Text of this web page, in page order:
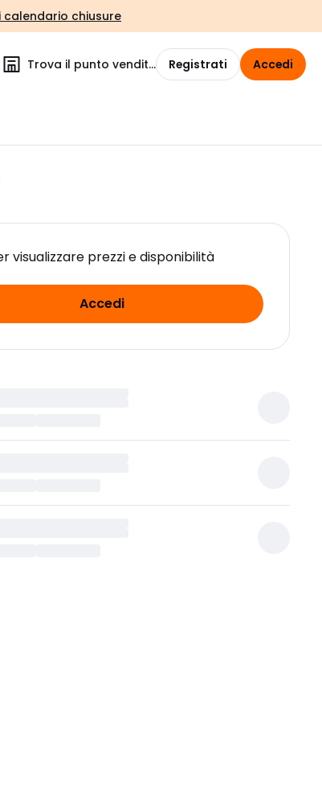
calendario chiusure
Trova il punto vendita Registrati Accedi
visualizzare prezzi e disponibilità
Accedi